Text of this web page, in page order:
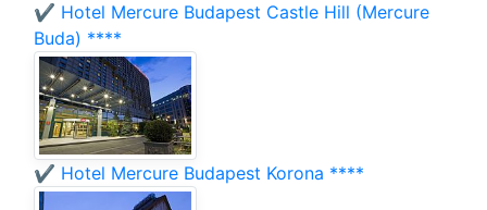
✔️ Hotel Mercure Budapest Castle Hill (Mercure
Buda) ****
✔️ Hotel Mercure Budapest Korona ****